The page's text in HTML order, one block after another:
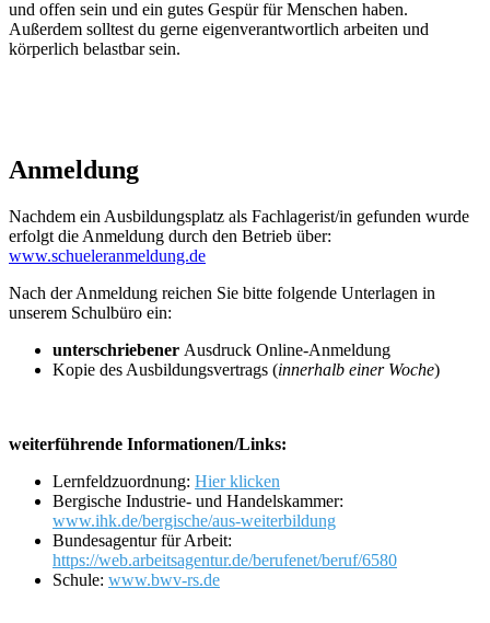
und offen sein und ein gutes Gespür für Menschen haben.
Außerdem solltest du gerne eigenverantwortlich arbeiten und
körperlich belastbar sein.
Anmeldung
Nachdem ein Ausbildungsplatz als Fachlagerist/in gefunden wurde
erfolgt die Anmeldung durch den Betrieb über:
www.schueleranmeldung.de
Nach der Anmeldung reichen Sie bitte folgende Unterlagen in
unserem Schulbüro ein:
unterschriebener Ausdruck Online-Anmeldung
Kopie des Ausbildungsvertrags (innerhalb einer Woche)
weiterführende Informationen/Links:
Lernfeldzuordnung: Hier klicken
Bergische Industrie- und Handelskammer:
www.ihk.de/bergische/aus-weiterbildung
Bundesagentur für Arbeit:
https://web.arbeitsagentur.de/berufenet/beruf/6580
Schule: www.bwv-rs.de